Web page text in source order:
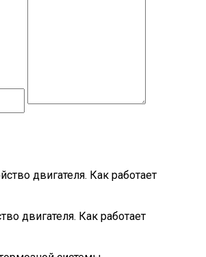
двигателя. Как работает